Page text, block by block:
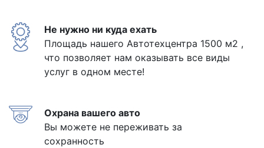
Не нужно ни куда ехать
Площадь нашего Автотехцентра 1500 м2 ,
что позволяет нам оказывать все виды
услуг в одном месте!
Охрана вашего авто
Вы можете не переживать за
сохранность